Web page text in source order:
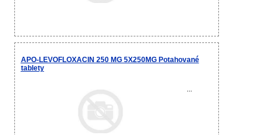
APO-LEVOFLOXACIN 250 MG 5X250MG Potahované
tablety
...